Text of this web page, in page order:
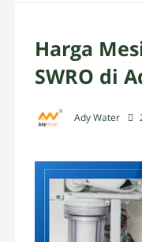
Harga
SWRO di
Ady Water